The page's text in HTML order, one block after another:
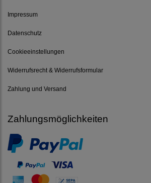
Impressum
Datenschutz
Cookieeinstellungen
Widerrufsrecht & Widerrufsformular
Zahlung und Versand
Zahlungsmöglichkeiten